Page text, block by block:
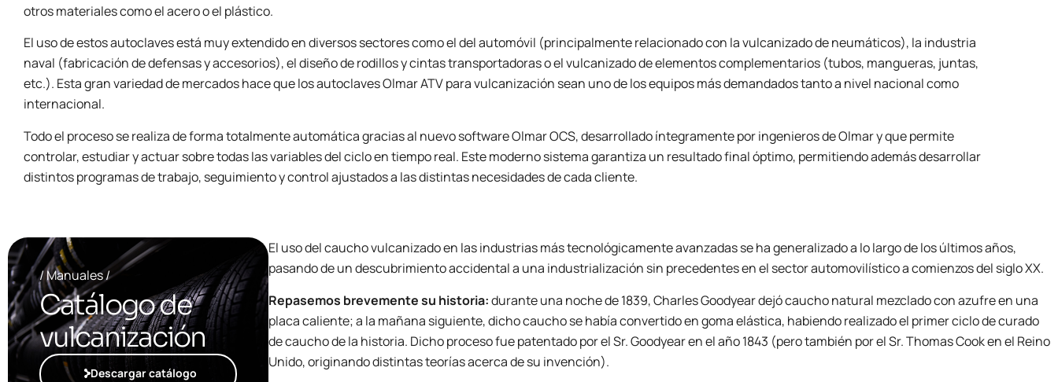
otros materiales como el acero o el plástico.
El uso de estos autoclaves está muy extendido en diversos sectores como el del automóvil (principalmente relacionado con la vulcanizado de neumáticos), la industria
naval (fabricación de defensas y accesorios), el diseño de rodillos y cintas transportadoras o el vulcanizado de elementos complementarios (tubos, mangueras, juntas,
etc.). Esta gran variedad de mercados hace que los autoclaves Olmar ATV para vulcanización sean uno de los equipos más demandados tanto a nivel nacional como
internacional.
Todo el proceso se realiza de forma totalmente automática gracias al nuevo software Olmar OCS, desarrollado íntegramente por ingenieros de Olmar y que permite
controlar, estudiar y actuar sobre todas las variables del ciclo en tiempo real. Este moderno sistema garantiza un resultado final óptimo, permitiendo además desarrollar
distintos programas de trabajo, seguimiento y control ajustados a las distintas necesidades de cada cliente.
/ Manuales /
Catálogo de
vulcanización
Descargar catálogo
El uso del caucho vulcanizado en las industrias más tecnológicamente avanzadas se ha generalizado a lo largo de los últimos años,
pasando de un descubrimiento accidental a una industrialización sin precedentes en el sector automovilístico a comienzos del siglo XX.
Repasemos brevemente su historia:durante una noche de 1839, Charles Goodyear dejó caucho natural mezclado con azufre en una
placa caliente; a la mañana siguiente, dicho caucho se había convertido en goma elástica, habiendo realizado el primer ciclo de curado
de caucho de la historia. Dicho proceso fue patentado por el Sr. Goodyear en el año 1843 (pero también por el Sr. Thomas Cook en el Reino
Unido, originando distintas teorías acerca de su invención).